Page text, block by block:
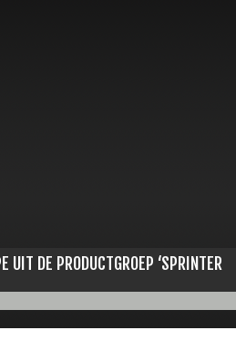
UIT DE PRODUCTGROEP ‘SPRINTER